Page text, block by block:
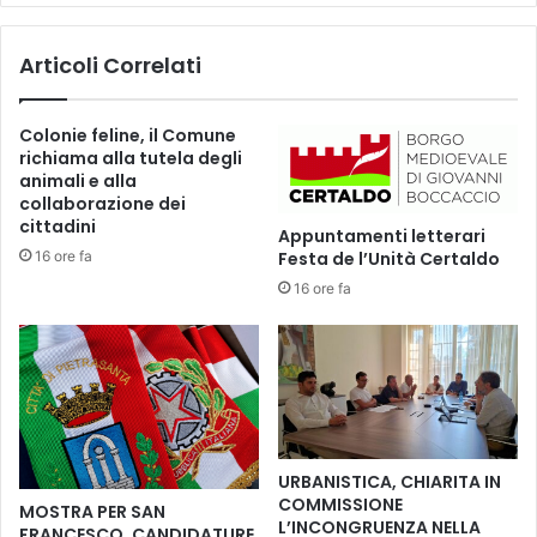
p
s
c
c
h
e
a
n
z
a
n
z
a
e
i
I
A
L
E
P
R
4
8
°
R
A
S
E
Articoli Correlati
Colonie feline, il Comune
richiama alla tutela degli
animali e alla
collaborazione dei
cittadini
16 ore fa
Appuntamenti letterari
Festa de l’Unità Certaldo
16 ore fa
MOSTRA PER SAN
URBANISTICA, CHIARITA IN
COMMISSIONE
L’INCONGRUENZA NELLA